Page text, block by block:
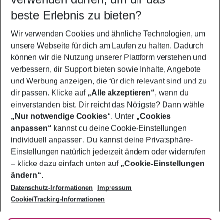
5-8 Nächte
2 Erwachsene Keine Kinder
Mehr Filter anzeigen
Footer
Footer navigation
Über uns
AGB
Bestpreisgarantie
Cookie-Einstellungen ändern
Cookie-Richtlinie
Agenturbetreuung
Barrierefreies Reisen
Folge uns
beste Erlebnis zu bieten?
Wir verwenden Cookies und ähnliche Technologien, um
unsere Webseite für dich am Laufen zu halten. Dadurch
können wir die Nutzung unserer Plattform verstehen und
verbessern, dir Support bieten sowie Inhalte, Angebote
und Werbung anzeigen, die für dich relevant sind und zu
dir passen. Klicke auf „Alle akzeptieren“, wenn du
einverstanden bist. Dir reicht das Nötigste? Dann wähle
„Nur notwendige Cookies“. Unter „Cookies
anpassen“ kannst du deine Cookie-Einstellungen
individuell anpassen. Du kannst deine Privatsphäre-
Einstellungen natürlich jederzeit ändern oder widerrufen
– klicke dazu einfach unten auf „Cookie-Einstellungen
ändern“.
Datenschutz-Informationen
Impressum
Cookie/Tracking-Informationen